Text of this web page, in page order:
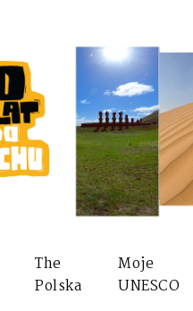
The
Polska
Moje
UNESCO